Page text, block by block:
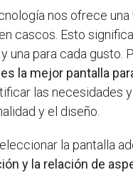
nos ofrece
cascos. Esto
una para cada gusto.
la mejor pantalla
las necesidades
y el diseño.
la pantalla
y la relación de